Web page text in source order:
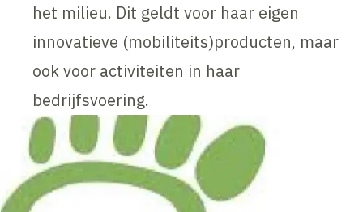
het milieu. Dit geldt voor haar eigen
innovatieve (mobiliteits)producten, maar
ook voor activiteiten in haar
bedrijfsvoering.